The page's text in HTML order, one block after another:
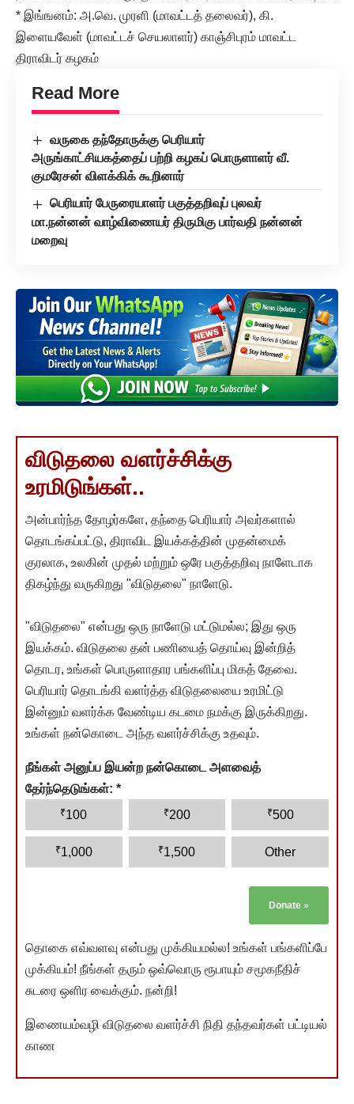
* இங்ஙனம்: அ.வெ. முரளி (மாவட்டத் தலைவர்), கி.
இளையவேள் (மாவட்டச் செயலாளர்) காஞ்சிபுரம் மாவட்ட
திராவிடர் கழகம்
Read More
வருகை தந்தோருக்கு பெரியார்
அருங்காட்சியகத்தைப் பற்றி கழகப் பொருளாளர் வீ.
குமரேசன் விளக்கிக் கூறினார்
பெரியார் பேருரையாளர் பகுத்தறிவுப் புலவர்
மா.நன்னன் வாழ்விணையர் திருமிகு பார்வதி நன்னன்
மறைவு
விடுதலை வளர்ச்சிக்கு
உரமிடுங்கள்..
அன்பார்ந்த தோழர்களே, தந்தை பெரியார் அவர்களால்
தொடங்கப்பட்டு, திராவிட இயக்கத்தின் முதன்மைக்
குரலாக, உலகின் முதல் மற்றும் ஒரே பகுத்தறிவு நாளேடாக
திகழ்ந்து வருகிறது "விடுதலை" நாளேடு.
"விடுதலை" என்பது ஒரு நாளேடு மட்டுமல்ல; இது ஒரு
இயக்கம். விடுதலை தன் பணியைத் தொய்வு இன்றித்
தொடர, உங்கள் பொருளாதார பங்களிப்பு மிகத் தேவை.
பெரியார் தொடங்கி வளர்த்த விடுதலையை உரமிட்டு
இன்னும் வளர்க்க வேண்டிய கடமை நமக்கு இருக்கிறது.
உங்கள் நன்கொடை அந்த வளர்ச்சிக்கு உதவும்.
நீங்கள் அனுப்ப இயன்ற நன்கொடை அளவைத்
தேர்ந்தெடுங்கள்: *
₹100 ₹200 ₹500
₹1,000 ₹1,500 Other
Donate »
தொகை எவ்வளவு என்பது முக்கியமல்ல! உங்கள் பங்களிப்பே
முக்கியம்! நீங்கள் தரும் ஒவ்வொரு ரூபாயும் சமூகநீதிச்
சுடரை ஒளிர வைக்கும். நன்றி!
இணையம்வழி விடுதலை வளர்ச்சி நிதி தந்தவர்கள் பட்டியல்
காண